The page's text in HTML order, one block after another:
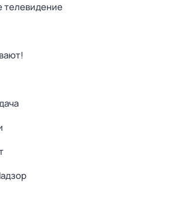
телевидение